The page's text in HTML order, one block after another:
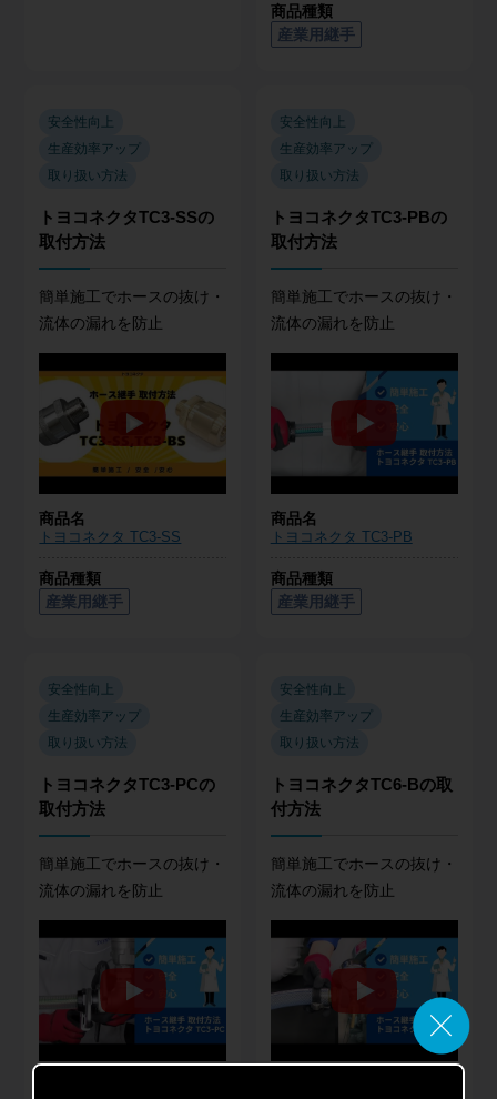
商品種類
産業用継手
安全性向上
生産効率アップ
取り扱い方法
トヨコネクタTC3-SSの
取付方法
簡単施工でホースの抜け・
流体の漏れを防止
商品名
トヨコネクタ TC3-SS
商品種類
産業用継手
安全性向上
生産効率アップ
取り扱い方法
トヨコネクタTC3-PBの
取付方法
簡単施工でホースの抜け・
流体の漏れを防止
商品名
トヨコネクタ TC3-PB
商品種類
産業用継手
安全性向上
生産効率アップ
取り扱い方法
トヨコネクタTC3-PCの
取付方法
簡単施工でホースの抜け・
流体の漏れを防止
安全性向上
生産効率アップ
取り扱い方法
トヨコネクタTC6-Bの取
付方法
簡単施工でホースの抜け・
流体の漏れを防止